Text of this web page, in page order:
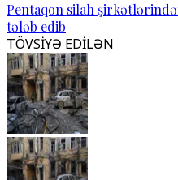
Pentaqon silah
tələb edib
TÖVSİYƏ EDİLƏN